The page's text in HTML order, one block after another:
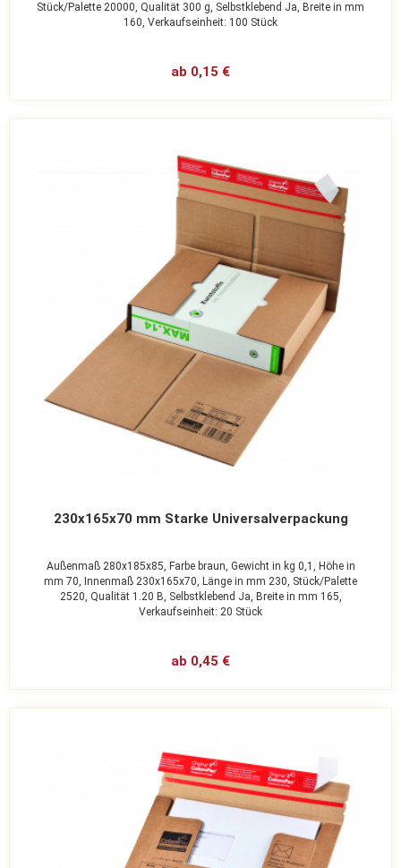
Stück/Palette 20000, Qualität 300 g, Selbstklebend Ja, Breite in mm
160, Verkaufseinheit: 100 Stück
ab 0,15 €
230x165x70 mm Starke Universalverpackung
Außenmaß 280x185x85, Farbe braun, Gewicht in kg 0,1, Höhe in
mm 70, Innenmaß 230x165x70, Länge in mm 230, Stück/Palette
2520, Qualität 1.20 B, Selbstklebend Ja, Breite in mm 165,
Verkaufseinheit: 20 Stück
ab 0,45 €